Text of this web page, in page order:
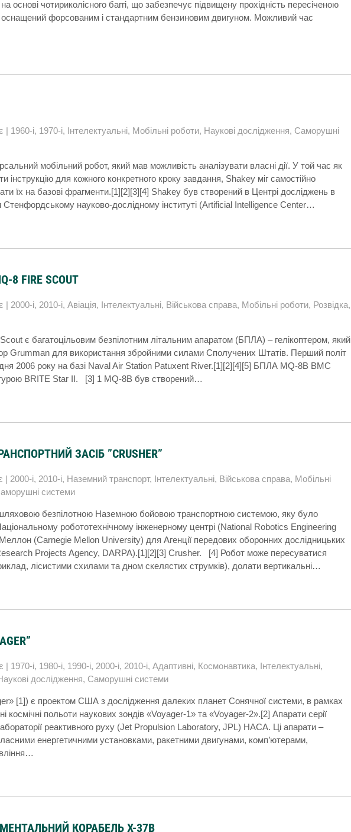
основі чотириколісного баггі, що забезпечує підвищену прохідність пересіченою
форсованим і стандартним бензиновим двигуном. Можливий час
| 1960-і, 1970-і, Інтелектуальні, Мобільні роботи, Наукові дослідження, Саморушні
мобільний робот, який мав можливість аналізувати власні дії. У той час як
інструкцію для кожного конкретного кроку завдання, Shakey міг самостійно
їх на базові фрагменти.[1][2][3][4] Shakey був створений в Центрі досліджень в
Стенфордському науково-дослідному інституті (Artificial Intelligence Center…
8 FIRE SCOUT
| 2000-і, 2010-і, Авіація, Інтелектуальні, Військова справа, Мобільні роботи, Розвідка,
є багатоцільовим безпілотним літальним апаратом (БПЛА) – гелікоптером, який
Grumman для використання збройними силами Сполучених Штатів. Перший політ
2006 року на базі Naval Air Station Patuxent River.[1][2][4][5] БПЛА MQ-8B ВМС
BRITE Star II. [3] 1 MQ-8B був створений…
ЗАСІБ ”CRUSHER”
| 2000-і, 2010-і, Наземний транспорт, Інтелектуальні, Військова справа, Мобільні
системи
безпілотною Наземною бойовою транспортною системою, яку було
робототехнічному інженерному центрі (National Robotics Engineering
(Carnegie Mellon University) для Агенції передових оборонних дослідницьких
Projects Agency, DARPA).[1][2][3] Crusher. [4] Робот може пересуватися
лісистими схилами та дном скелястих струмків), долати вертикальні…
| 1970-і, 1980-і, 1990-і, 2000-і, 2010-і, Адаптивні, Космонавтика, Інтелектуальні,
дослідження, Саморушні системи
[1]) є проектом США з дослідження далеких планет Сонячної системи, в рамках
космічні польоти наукових зондів «Voyager-1» та «Voyager-2».[2] Апарати серії
реактивного руху (Jet Propulsion Laboratory, JPL) НАСА. Ці апарати –
енергетичними установками, ракетними двигунами, комп’ютерами,
КОРАБЕЛЬ X-37B